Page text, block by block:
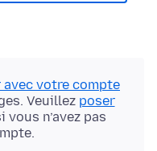
votre compte
Veuillez poser
vous n’avez pas